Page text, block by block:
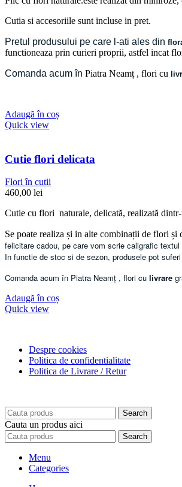
Cutia si accesoriile sunt incluse in pret.
Pretul produsului pe care l-ati ales din
functioneaza prin curieri proprii, astfel incat
Comanda acum în Piatra Neamț , flori cu
Adaugă în coș
Quick view
Cutie flori delicata
Flori în cutii
460,00 lei
Cutie cu flori naturale, delicată, realizată
Se poate realiza și in alte combinații de flori
felicitare cadou, pe care vom scrie caligrafic
In functie de stoc si de sezon, produsele pot
Comanda acum în Piatra Neamț , flori cu livrare
Adaugă în coș
Quick view
Despre cookies
Politica de confidentialitate
Politica de Livrare / Retur
Search
Cauta un produs aici
Search
Menu
Categories